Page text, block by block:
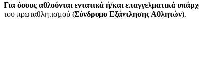
Για όσους αθλούνται εντατικά ή/και επαγγελματικά
του πρωταθλητισμού (Σύνδρομο Εξάντλησης Αθλητών).